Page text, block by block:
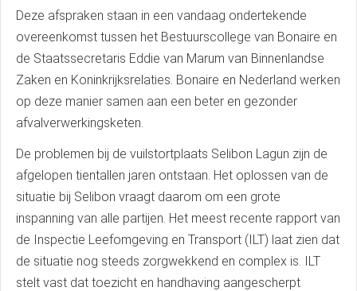
Deze afspraken staan in een vandaag ondertekende
overeenkomst tussen het Bestuurscollege van Bonaire en
de Staatssecretaris Eddie van Marum van Binnenlandse
Zaken en Koninkrijksrelaties. Bonaire en Nederland werken
op deze manier samen aan een beter en gezonder
afvalverwerkingsketen.
De problemen bij de vuilstortplaats Selibon Lagun zijn de
afgelopen tientallen jaren ontstaan. Het oplossen van de
situatie bij Selibon vraagt daarom om een grote
inspanning van alle partijen. Het meest recente rapport van
de Inspectie Leefomgeving en Transport (ILT) laat zien dat
de situatie nog steeds zorgwekkend en complex is. ILT
stelt vast dat toezicht en handhaving aangescherpt